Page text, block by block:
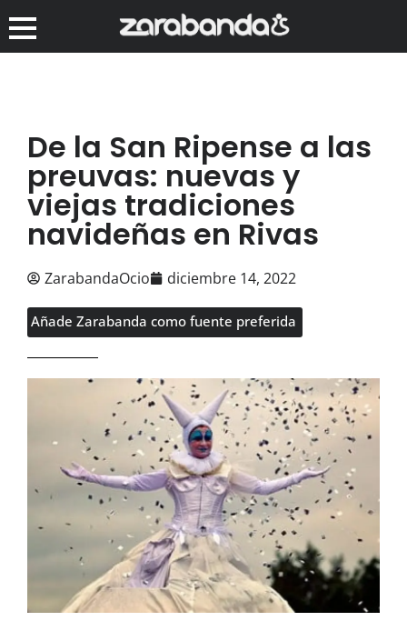
De la San Ripense a las
preuvas: nuevas y
viejas tradiciones
navideñas en Rivas
ZarabandaOcio diciembre 14, 2022
Añade Zarabanda como fuente preferida